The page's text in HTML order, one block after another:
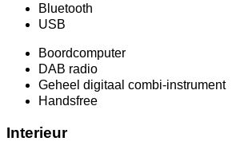
Bluetooth
USB
Boordcomputer
DAB radio
Geheel digitaal combi-instrument
Handsfree
Interieur